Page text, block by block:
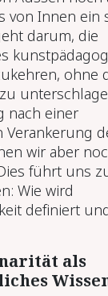
von Innen ein
darum, die
ohne
nach einer
Verankerung
wir aber
führt uns
Wie wird
definiert
als